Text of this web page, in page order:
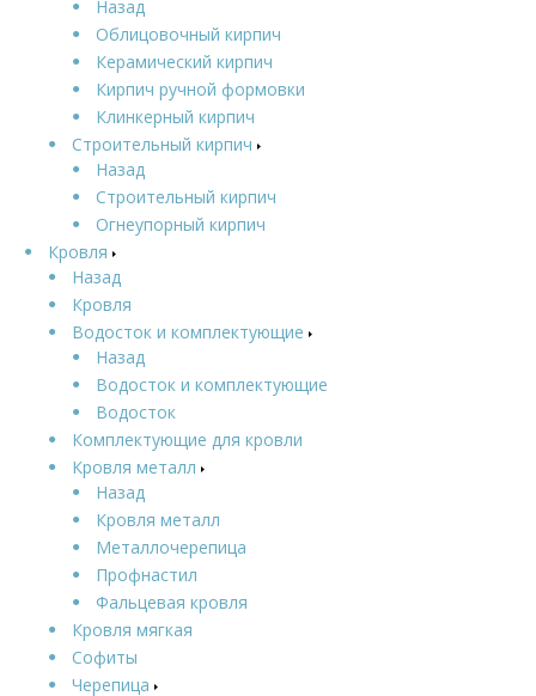
Назад
Облицовочный кирпич
Керамический кирпич
Кирпич ручной формовки
Клинкерный кирпич
Строительный кирпич
Назад
Строительный кирпич
Огнеупорный кирпич
Кровля
Назад
Кровля
Водосток и комплектующие
Назад
Водосток и комплектующие
Водосток
Комплектующие для кровли
Кровля металл
Назад
Кровля металл
Металлочерепица
Профнастил
Фальцевая кровля
Кровля мягкая
Софиты
Черепица